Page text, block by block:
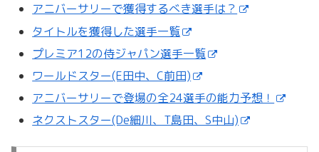
アニバーサリーで獲得するべき選手は？
タイトルを獲得した選手一覧
プレミア12の侍ジャパン選手一覧
ワールドスター(E田中、C前田)
アニバーサリーで登場の全24選手の能力予想！
ネクストスター(De細川、T島田、S中山)